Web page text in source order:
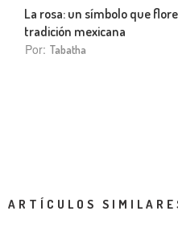
La rosa: un símbolo que
tradición mexicana
Por: Tabatha
ARTÍCULOS